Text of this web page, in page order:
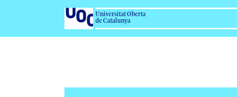
Universitat Oberta
de Catalunya